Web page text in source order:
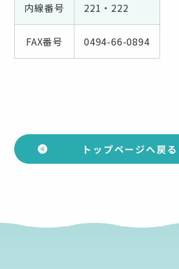
内線番号 221・222
FAX番号 0494-66-0894
トップページへ戻る